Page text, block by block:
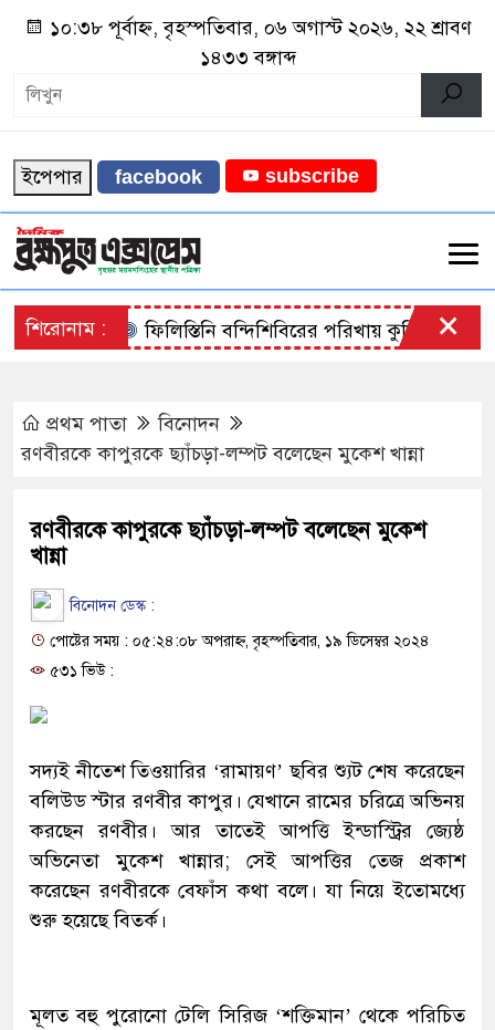
১০:৩৮ পূর্বাহ্ন, বৃহস্পতিবার, ০৬ অগাস্ট ২০২৬, ২২ শ্রাবণ
১৪৩৩ বঙ্গাব্দ
ইপেপার facebook subscribe
শিরোনাম : ফিলিস্তিনি বন্দিশিবিরের পরিখায় কুমির ছাড়া×
প্রথম পাতা
বিনোদন
রণবীরকে কাপুরকে ছ্যাঁচড়া-লম্পট বলেছেন মুকেশ খান্না
রণবীরকে কাপুরকে ছ্যাঁচড়া-লম্পট বলেছেন মুকেশ
খান্না
বিনোদন ডেস্ক :
পোষ্টের সময় : ০৫:২৪:০৮ অপরাহ্ন, বৃহস্পতিবার, ১৯ ডিসেম্বর ২০২৪
৫৩১ ভিউ :
সদ্যই নীতেশ তিওয়ারির ‘রামায়ণ’ ছবির শ্যুট শেষ করেছেন
বলিউড স্টার রণবীর কাপুর। যেখানে রামের চরিত্রে অভিনয়
করছেন রণবীর। আর তাতেই আপত্তি ইন্ডাস্ট্রির জ্যেষ্ঠ
অভিনেতা মুকেশ খান্নার; সেই আপত্তির তেজ প্রকাশ
করেছেন রণবীরকে বেফাঁস কথা বলে। যা নিয়ে ইতোমধ্যে
শুরু হয়েছে বিতর্ক।
মূলত বহু পুরোনো টেলি সিরিজ ‘শক্তিমান’ থেকে পরিচিত